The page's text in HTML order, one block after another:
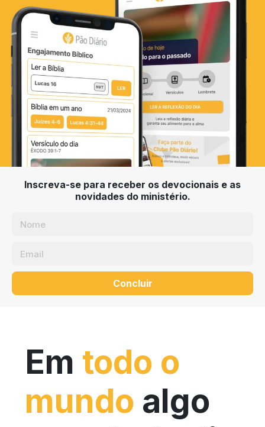
Inscreva-se para receber os devocionais e as
novidades do ministério.
Concluir
Em todo o
mundo algo